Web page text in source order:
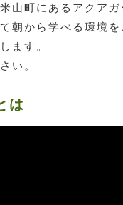
山町にあるアクアガ
朝から学べる環境
ます。
い。
は